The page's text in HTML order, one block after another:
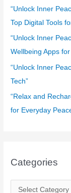
o
r
:
“Unlock Inner
Top Digital Tools
“Unlock Inner
Wellbeing Apps
“Unlock Inner
Tech”
“Relax and
for Everyday
Categories